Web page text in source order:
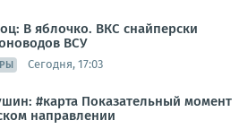
В яблочко. ВКС снайперски
ВСУ
Сегодня, 17:03
#карта Показательный момент
направлении